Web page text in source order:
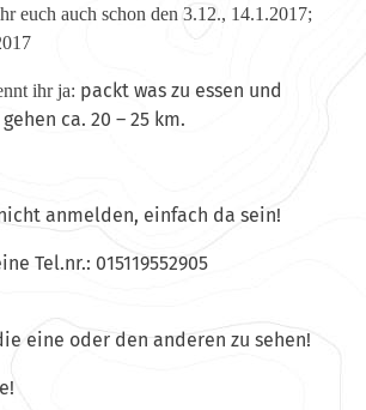
euch auch schon den 3.12., 14.1.2017;
ihr ja: packt was zu essen und
ca. 20 – 25 km.
anmelden, einfach da sein!
Tel.nr.: 015119552905
eine oder den anderen zu sehen!